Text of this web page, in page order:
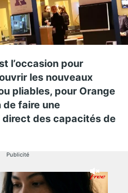
l’occasion pour
les nouveaux
pliables, pour Orange
de faire une
des capacités de
Publicité